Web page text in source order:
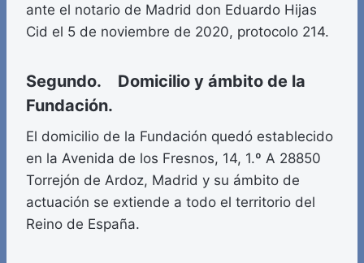
ante el notario de Madrid don Eduardo Hijas
Cid el 5 de noviembre de 2020, protocolo 214.
Segundo. Domicilio y ámbito de la
Fundación.
El domicilio de la Fundación quedó establecido
en la Avenida de los Fresnos, 14, 1.º A 28850
Torrejón de Ardoz, Madrid y su ámbito de
actuación se extiende a todo el territorio del
Reino de España.